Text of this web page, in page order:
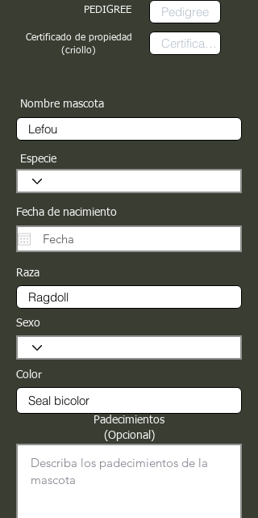
PEDIGREE
Certificado de propiedad
(criollo)
Nombre mascota
Especie
Fecha de nacimiento
Raza
Sexo
Color
Padecimientos
(Opcional)